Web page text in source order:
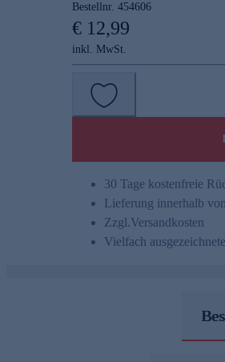
Bestellnr. 454606
€ 12,99
inkl. MwSt.
30 Tage kostenfreie
Lieferung innerhalb
Zzgl.Versandkosten
Vielfach